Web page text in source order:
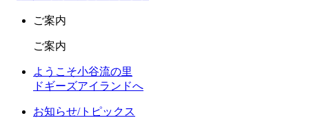
ご案内
ご案内
ようこそ小谷流の里
ドギーズアイランドへ
お知らせ/トピックス